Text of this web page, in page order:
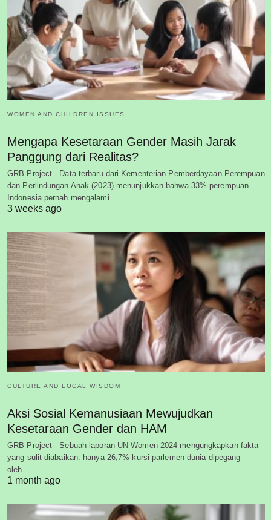
WOMEN AND CHILDREN ISSUES
Mengapa Kesetaraan Gender Masih Jarak
Panggung dari Realitas?
GRB Project - Data terbaru dari Kementerian Pemberdayaan Perempuan
dan Perlindungan Anak (2023) menunjukkan bahwa 33% perempuan
Indonesia pernah mengalami…
3 weeks ago
CULTURE AND LOCAL WISDOM
Aksi Sosial Kemanusiaan Mewujudkan
Kesetaraan Gender dan HAM
GRB Project - Sebuah laporan UN Women 2024 mengungkapkan fakta
yang sulit diabaikan: hanya 26,7% kursi parlemen dunia dipegang
oleh…
1 month ago